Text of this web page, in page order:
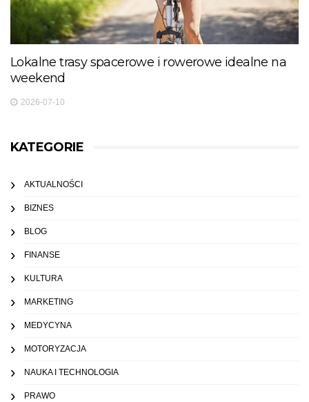
Lokalne trasy spacerowe i rowerowe idealne na
weekend
2026-07-10
KATEGORIE
AKTUALNOŚCI
BIZNES
BLOG
FINANSE
KULTURA
MARKETING
MEDYCYNA
MOTORYZACJA
NAUKA I TECHNOLOGIA
PRAWO